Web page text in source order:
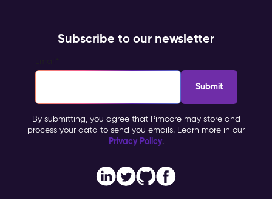
Subscribe to our newsletter
By submitting, you agree that Pimcore may store and
process your data to send you emails. Learn more in our
Privacy Policy.